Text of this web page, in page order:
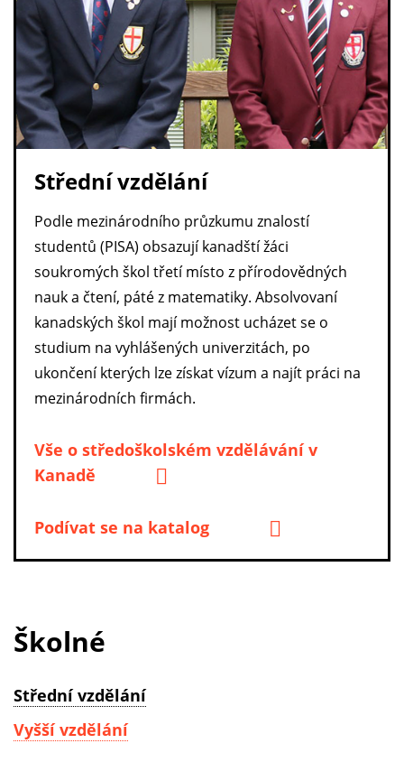
Střední vzdělání
Podle mezinárodního průzkumu znalostí
studentů (PISA) obsazují kanadští žáci
soukromých škol třetí místo z přírodovědných
nauk a čtení, páté z matematiky. Absolvovaní
kanadských škol mají možnost ucházet se o
studium na vyhlášených univerzitách, po
ukončení kterých lze získat vízum a najít práci na
mezinárodních firmách.
Vše o středoškolském vzdělávání v
Kanadě
Podívat se na katalog
Školné
Střední vzdělání
Vyšší vzdělání